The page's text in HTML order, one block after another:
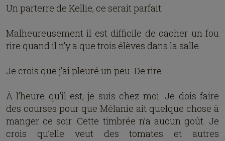
Un parterre de Kellie, ce serait parfait.
Malheureusement il est difficile de cacher un fou
rire quand il n’y a que trois élèves dans la salle.
Je crois que j’ai pleuré un peu. De rire.
À l’heure qu’il est, je suis chez moi. Je dois faire
des courses pour que Mélanie ait quelque chose à
manger ce soir. Cette timbrée n’a aucun goût. Je
crois qu’elle veut des tomates et autres